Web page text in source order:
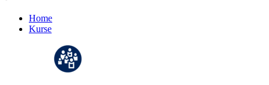
Home
Kurse